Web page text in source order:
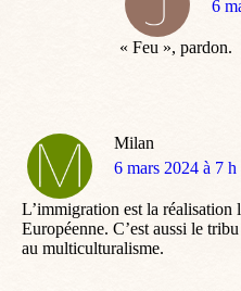
dit
6
« Feu », pardon.
Milan
dit
6 mars 2024 à 7
L’immigration est la réalisation
Européenne. C’est aussi le
au multiculturalisme.